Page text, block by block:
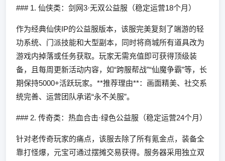
### 1. 仙侠类：剑网3·无双公益服（稳定运营18个月）
作为经典仙侠IP的公益服版本，该服完美复刻了端游的轻
功系统、门派技能和大型副本，同时将商城所有道具改为
游戏内掉落或任务获取。玩家无需充值即可获得顶级装
备，且每周更新活动内容，如“跨服帮战”“仙魔争霸”等，长
期保持5000+活跃玩家。**推荐理由**：画面精美、社交系
统完善、运营团队承诺“永不关服”。
### 2. 传奇类：热血合击·绿色公益服（稳定运营24个月）
针对老传奇玩家的痛点，该服去除了所有氪金点，装备全
靠打怪爆，元宝可通过摆摊交易获得。服务器采用独立双